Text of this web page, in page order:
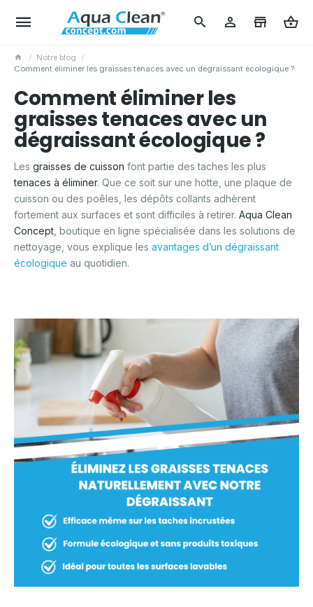
Notre blog
Comment éliminer les graisses tenaces avec un dégraissant écologique ?
Comment éliminer les
graisses tenaces avec un
dégraissant écologique ?
Les graisses de cuisson font partie des taches les plus
tenaces à éliminer. Que ce soit sur une hotte, une plaque de
cuisson ou des poêles, les dépôts collants adhèrent
fortement aux surfaces et sont difficiles à retirer. Aqua Clean
Concept , boutique en ligne spécialisée dans les solutions de
nettoyage, vous explique les avantages d’un dégraissant
écologique au quotidien.